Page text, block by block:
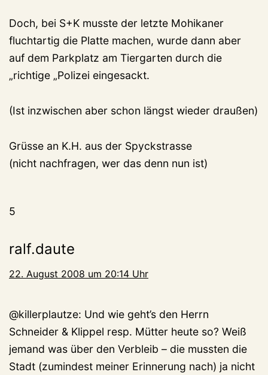
Doch, bei S+K musste der letzte Mohikaner
fluchtartig die Platte machen, wurde dann aber
auf dem Parkplatz am Tiergarten durch die
„richtige „Polizei eingesackt.
(Ist inzwischen aber schon längst wieder draußen)
Grüsse an K.H. aus der Spyckstrasse
(nicht nachfragen, wer das denn nun ist)
5
ralf.daute
22. August 2008 um 20:14 Uhr
@killerplautze: Und wie geht’s den Herrn
Schneider & Klippel resp. Mütter heute so? Weiß
jemand was über den Verbleib – die mussten die
Stadt (zumindest meiner Erinnerung nach) ja nicht